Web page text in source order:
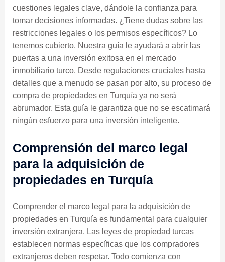
cuestiones legales clave, dándole la confianza para
tomar decisiones informadas. ¿Tiene dudas sobre las
restricciones legales o los permisos específicos? Lo
tenemos cubierto. Nuestra guía le ayudará a abrir las
puertas a una inversión exitosa en el mercado
inmobiliario turco. Desde regulaciones cruciales hasta
detalles que a menudo se pasan por alto, su proceso de
compra de propiedades en Turquía ya no será
abrumador. Esta guía le garantiza que no se escatimará
ningún esfuerzo para una inversión inteligente.
Comprensión del marco legal
para la adquisición de
propiedades en Turquía
Comprender el marco legal para la adquisición de
propiedades en Turquía es fundamental para cualquier
inversión extranjera. Las leyes de propiedad turcas
establecen normas específicas que los compradores
extranjeros deben respetar. Todo comienza con